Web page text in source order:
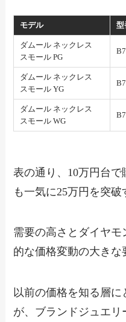
モデル 型
ダムール ネックレス
スモール PG
ダムール ネックレス
スモール YG
ダムール ネックレス
スモール WG
表の通り、10万円台
も一気に25万円を突破
需要の高さとダイヤモ
的な価格変動の大きな
以前の価格を知る層
が、ブランドジュエ